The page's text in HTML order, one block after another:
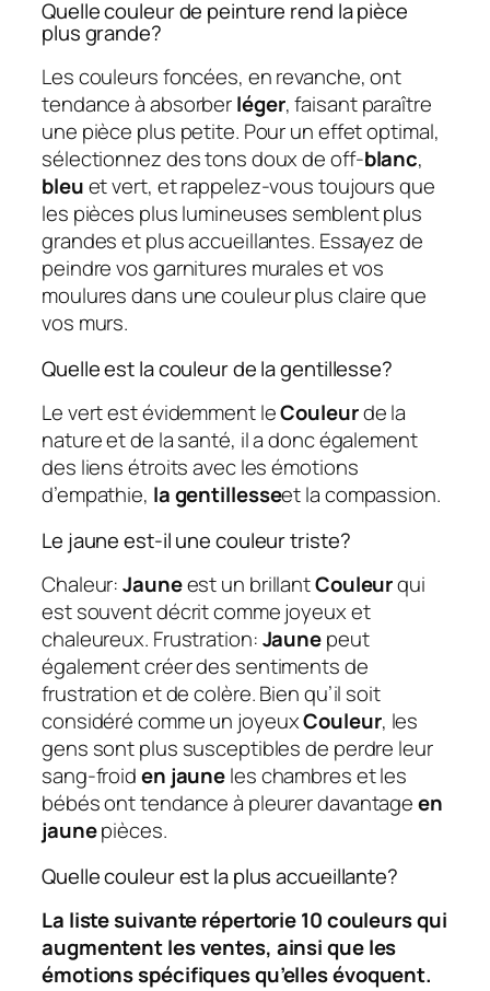
Quelle couleur de peinture rend la pièce
plus grande?
Les couleurs foncées, en revanche, ont
tendance à absorberléger, faisant paraître
une pièce plus petite. Pour un effet optimal,
sélectionnez des tons doux de off-blanc,
bleuet vert, et rappelez-vous toujours que
les pièces plus lumineuses semblent plus
grandes et plus accueillantes. Essayez de
peindre vos garnitures murales et vos
moulures dans une couleur plus claire que
vos murs.
Quelle est la couleur de la gentillesse?
Le vert est évidemment leCouleurde la
nature et de la santé, il a donc également
des liens étroits avec les émotions
d’empathie, la gentillesseet la compassion.
Le jaune est-il une couleur triste?
Chaleur:Jauneest un brillantCouleurqui
est souvent décrit comme joyeux et
chaleureux. Frustration:Jaunepeut
également créer des sentiments de
frustration et de colère. Bien qu’il soit
considéré comme un joyeuxCouleur, les
gens sont plus susceptibles de perdre leur
sang-froiden jauneles chambres et les
bébés ont tendance à pleurer davantageen
jaunepièces.
Quelle couleur est la plus accueillante?
La liste suivante répertorie 10 couleurs qui
augmentent les ventes, ainsi que les
émotions spécifiques qu’elles évoquent.